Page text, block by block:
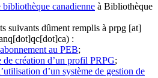
canadienne à Bibliothèque
suivants dûment remplis à prpg [at]
:
au PEB;
de création d’un profil PRPG;
d’un système de gestion de